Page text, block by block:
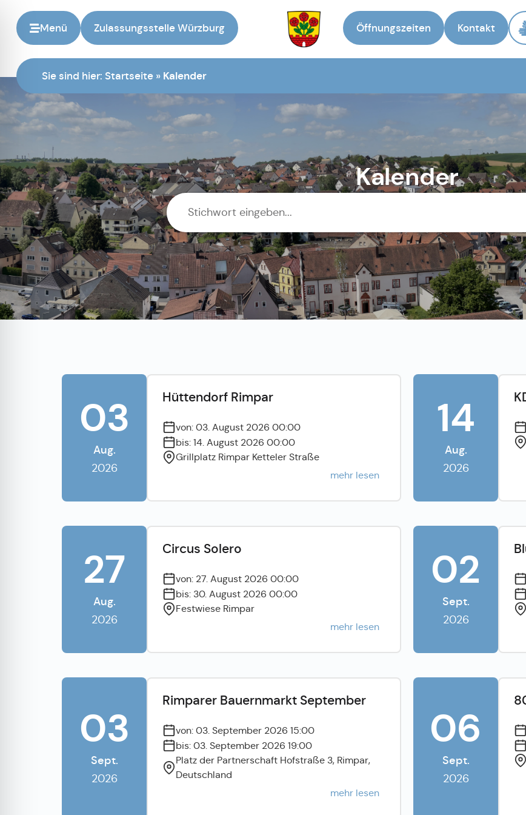
Menü Zulassungsstelle Würzburg
Zur Startseite
Öffnungszeiten Kontakt
Sie sind hier: Startseite » Kalender
Kalender
03
Aug.
2026
Hüttendorf Rimpar
von: 03. August 2026 00:00
bis: 14. August 2026 00:00
Grillplatz Rimpar Ketteler Straße
mehr lesen
14
Aug.
2026
27
Aug.
2026
Circus Solero
von: 27. August 2026 00:00
bis: 30. August 2026 00:00
Festwiese Rimpar
mehr lesen
02
Sept.
2026
03
Sept.
2026
Rimparer Bauernmarkt September
von: 03. September 2026 15:00
bis: 03. September 2026 19:00
Platz der Partnerschaft Hofstraße 3, Rimpar,
Deutschland
mehr lesen
06
Sept.
2026